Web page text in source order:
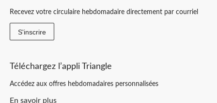
Recevez votre circulaire hebdomadaire directement par courriel
S'inscrire
Téléchargez l’appli Triangle
Accédez aux offres hebdomadaires personnalisées
En savoir plus